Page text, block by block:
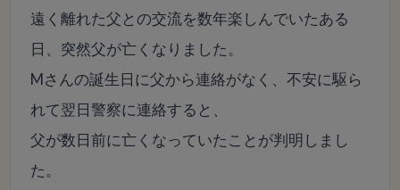
遠く離れた父との交流を数年楽しんでいたある
日、突然父が亡くなりました。
Mさんの誕生日に父から連絡がなく、不安に駆ら
れて翌日警察に連絡すると、
父が数日前に亡くなっていたことが判明しまし
た。